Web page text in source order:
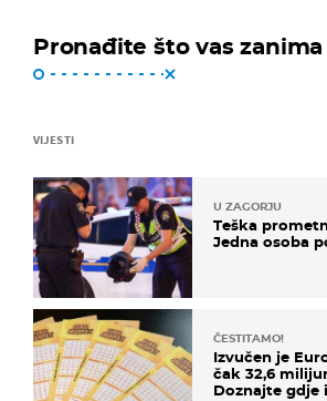
Pronađite što vas zanima
VIJESTI
U ZAGORJU
Teška
Jedna osoba
ČESTITAMO!
Izvučen je
čak 32,6
Doznajte gdje